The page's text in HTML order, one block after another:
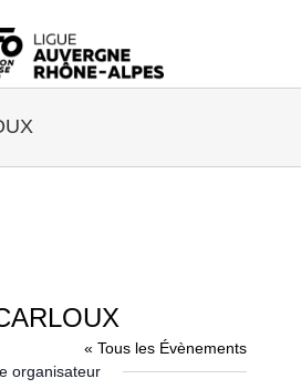
« Tous les Évènements
organisateur